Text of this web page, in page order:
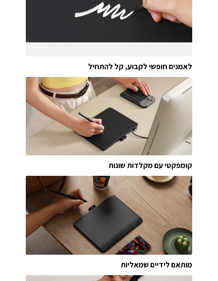
לאמנים חופשי לקבוע, קל להתחיל
קומפקטי עם מקלדות שונות
מותאם לידיים שמאליות